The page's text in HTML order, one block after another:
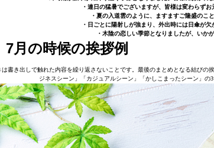
・連日の猛暑でございますが、皆様は変わらず
・夏の入道雲のように、ますますご隆盛のこ
・日ごとに陽射しが強まり、外出時には日傘が
・木陰の恋しい季節となりましたが、いか
7月の時候の挨拶例
書き出しで触れた内容を繰り返さないことです。最後のまとめとなる結び
ジネスシーン」「カジュアルシーン」「かしこまったシーン」